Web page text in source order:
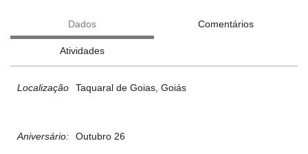
Dados Comentários
Atividades
Localização Taquaral de Goias, Goiás
Aniversário: Outubro 26